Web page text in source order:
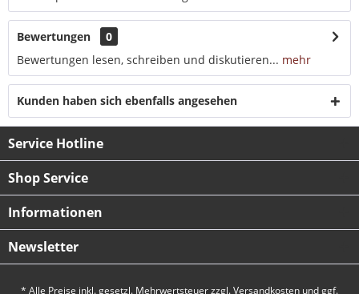
Bewertungen
0
Bewertungen lesen, schreiben und diskutieren... mehr
Kunden haben sich ebenfalls angesehen
Service Hotline
Shop Service
Informationen
Newsletter
* Alle Preise inkl. gesetzl. Mehrwertsteuer zzgl.Versandkosten und ggf.